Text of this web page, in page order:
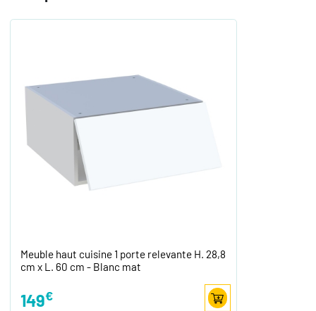
Meuble haut cuisine 1 porte relevante H. 28,8
cm x L. 60 cm - Blanc mat
149€